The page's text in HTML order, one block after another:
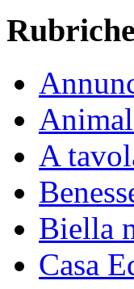
Rubriche
A
Biella
Casa